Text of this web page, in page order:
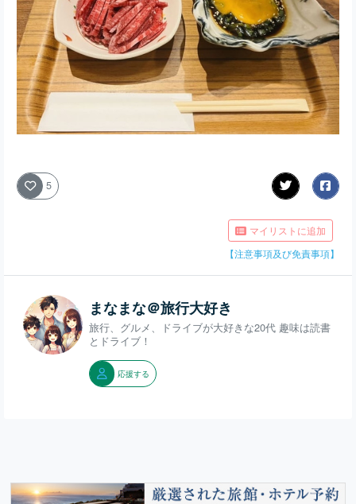
5
マイリストに追加
【注意事項及び免責事項】
まなまな＠旅行大好き
旅行、グルメ、ドライブが大好きな20代 趣味は読書
とドライブ！
応援する